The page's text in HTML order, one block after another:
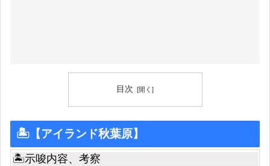
目次
🏝【アイランド秋葉原】
🏝示唆内容、考察